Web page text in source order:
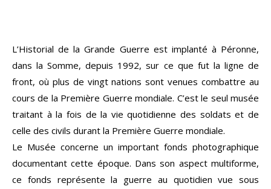
L’Historial de la Grande Guerre est implanté à Péronne,
dans la Somme, depuis 1992, sur ce que fut la ligne de
front, où plus de vingt nations sont venues combattre au
cours de la Première Guerre mondiale. C’est le seul musée
traitant à la fois de la vie quotidienne des soldats et de
celle des civils durant la Première Guerre mondiale.
Le Musée concerne un important fonds photographique
documentant cette époque. Dans son aspect multiforme,
ce fonds représente la guerre au quotidien vue sous